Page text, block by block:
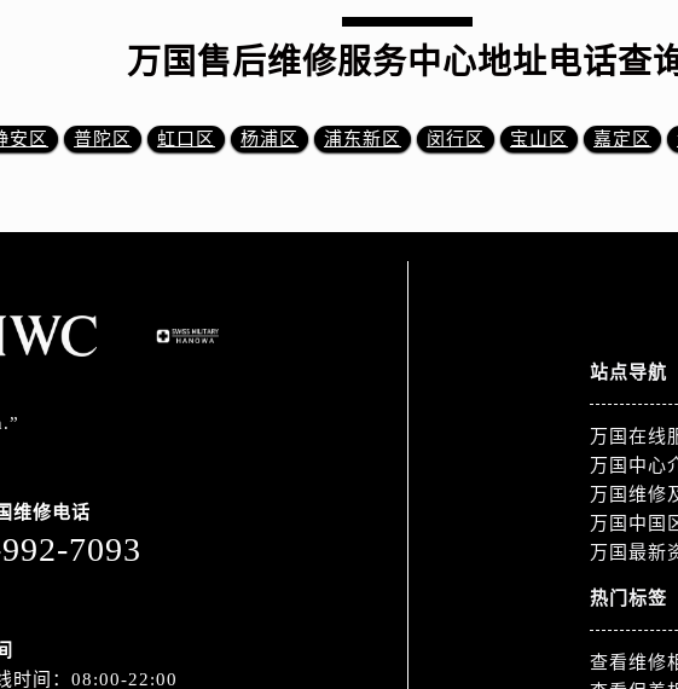
万国售后维修服务中心地址电话查
安区 普陀区 虹口区 杨浦区 浦东新区 闵行区 宝山区 嘉定区
维修电话
7093
时间：08:00-22:00
站点导航
万国在线
万国中心
万国维修
万国中国
万国最新
热门标签
查看维修